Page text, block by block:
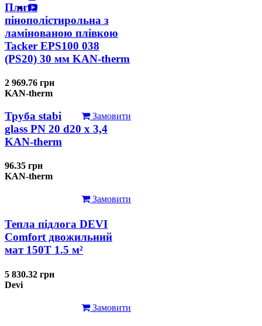
Плита
пінополістирольна з
ламінованою плівкою
Tacker EPS100 038
(PS20) 30 мм KAN-therm
2 969.76 грн
KAN-therm
Замовити
Труба stabi
glass PN 20 d20 х 3,4
KAN-therm
96.35 грн
KAN-therm
Замовити
Тепла підлога DEVI
Comfort двожильний
мат 150T 1.5 м²
5 830.32 грн
Devi
Замовити